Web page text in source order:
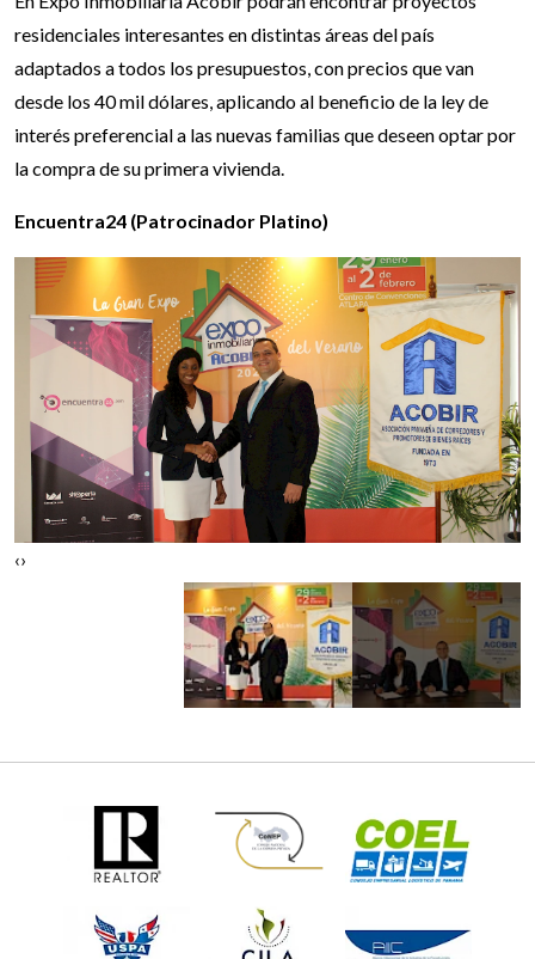
residenciales interesantes en distintas áreas del país
adaptados a todos los presupuestos, con precios que van
desde los 40 mil dólares, aplicando al beneficio de la ley de
interés preferencial a las nuevas familias que deseen optar por
la compra de su primera vivienda.
Encuentra24 (Patrocinador Platino)
‹›